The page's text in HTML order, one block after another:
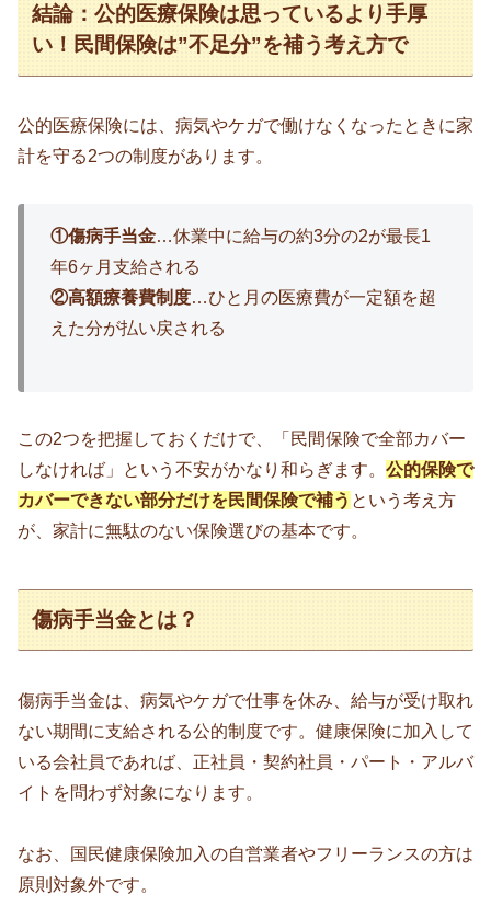
結論：公的医療保険は思っているより手厚
い！民間保険は”不足分”を補う考え方で
公的医療保険には、病気やケガで働けなくなったときに家
計を守る2つの制度があります。
①傷病手当金…休業中に給与の約3分の2が最長1
年6ヶ月支給される
②高額療養費制度…ひと月の医療費が一定額を超
えた分が払い戻される
この2つを把握しておくだけで、「民間保険で全部カバー
しなければ」という不安がかなり和らぎます。 公的保険で
カバーできない部分だけを民間保険で補う という考え方
が、家計に無駄のない保険選びの基本です。
傷病手当金とは？
傷病手当金は、病気やケガで仕事を休み、給与が受け取れ
ない期間に支給される公的制度です。健康保険に加入して
いる会社員であれば、正社員・契約社員・パート・アルバ
イトを問わず対象になります。
なお、国民健康保険加入の自営業者やフリーランスの方は
原則対象外です。